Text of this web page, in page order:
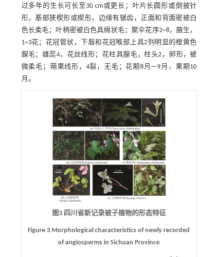
过多年的生长可长至30 cm或更长；叶片长圆形或倒披针
形，基部狭楔形或楔形，边缘有锯齿，正面和背面密被白
色长柔毛；叶柄密被白色具绵状毛；聚伞花序2~8，腋生，
1~3花；花冠管状，下唇和花冠喉部上具2列明显的橙黄色
腺毛；雄蕊4，花丝线形；花柱具腺毛，柱头2，卵形，被
微柔毛；蒴果线形，4裂，无毛；花期8月—9月，果期10
月。
图3 四川省新记录被子植物的形态特征
Figure 3 Morphological characteristics of newly recorded
of angiosperms in Sichuan Province